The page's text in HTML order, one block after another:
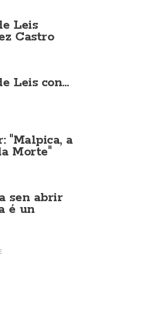
Leis
Castro
Leis con...
"Malpica, a
Morte"
sen abrir
é un